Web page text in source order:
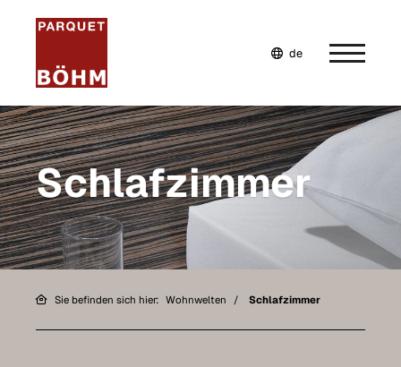
de
fr
Schlafzimmer
Sie befinden sich hier: Wohnwelten Schlafzimmer
Home
Unternehmen
Wohnwelten
Küche
Wohnzimmer